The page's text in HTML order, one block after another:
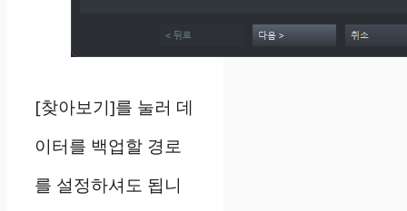
[찾아보기]를 눌러 데
이터를 백업할 경로
를 설정하셔도 됩니